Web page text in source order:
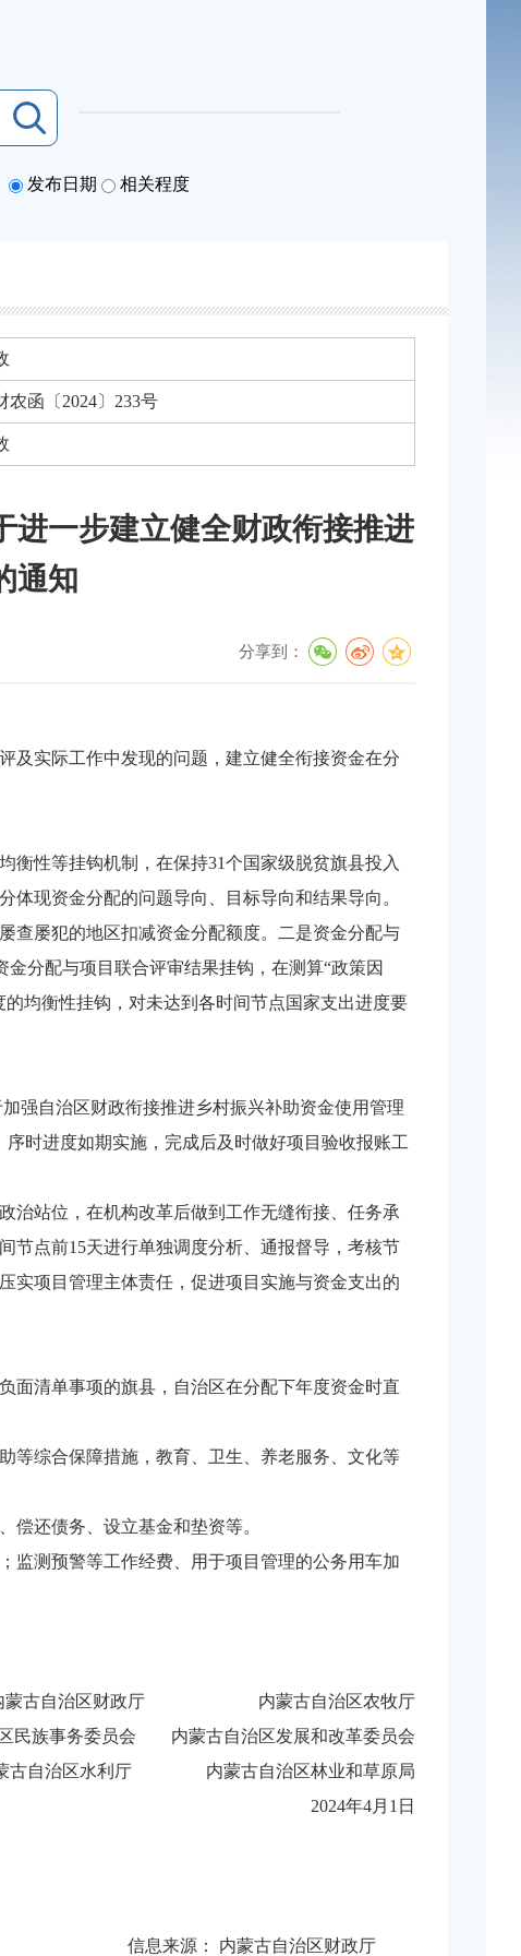
发布日期 相关程度
农函〔2024〕233号
进一步建立健全财政衔接推进
通知
分享到：
及实际工作中发现的问题，建立健全衔接资金在分
衡性等挂钩机制，在保持31个国家级脱贫旗县投入
现资金分配的问题导向、目标导向和结果导向。
查屡犯的地区扣减资金分配额度。二是资金分配与
分配与项目联合评审结果挂钩，在测算“政策因
均衡性挂钩，对未达到各时间节点国家支出进度要
强自治区财政衔接推进乡村振兴补助资金使用管理
时进度如期实施，完成后及时做好项目验收报账工
治站位，在机构改革后做到工作无缝衔接、任务承
节点前15天进行单独调度分析、通报督导，考核节
实项目管理主体责任，促进项目实施与资金支出的
面清单事项的旗县，自治区在分配下年度资金时直
等综合保障措施，教育、卫生、养老服务、文化等
偿还债务、设立基金和垫资等。
监测预警等工作经费、用于项目管理的公务用车加
蒙古自治区财政厅 内蒙古自治区农牧厅
民族事务委员会 内蒙古自治区发展和改革委员会
古自治区水利厅 内蒙古自治区林业和草原局
2024年4月1日
信息来源： 内蒙古自治区财政厅